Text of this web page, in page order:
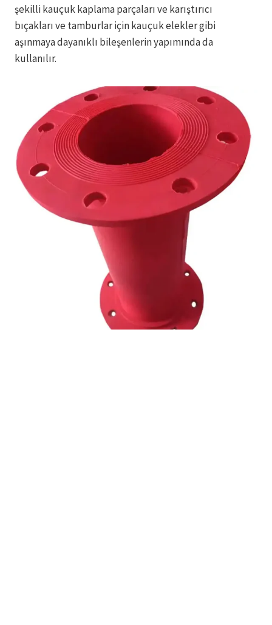
şekilli kauçuk kaplama parçaları ve karıştırıcı
bıçakları ve tamburlar için kauçuk elekler gibi
aşınmaya dayanıklı bileşenlerin yapımında da
kullanılır.